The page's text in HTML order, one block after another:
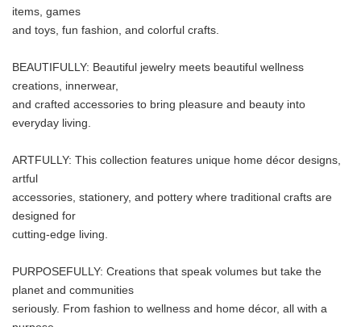
items, games
and toys, fun fashion, and colorful crafts.
BEAUTIFULLY: Beautiful jewelry meets beautiful wellness
creations, innerwear,
and crafted accessories to bring pleasure and beauty into
everyday living.
ARTFULLY: This collection features unique home décor designs,
artful
accessories, stationery, and pottery where traditional crafts are
designed for
cutting-edge living.
PURPOSEFULLY: Creations that speak volumes but take the
planet and communities
seriously. From fashion to wellness and home décor, all with a